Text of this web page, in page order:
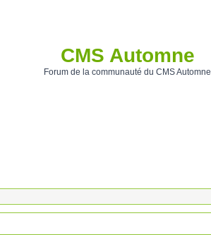
CMS Automne
Forum de la communauté du CMS Automne